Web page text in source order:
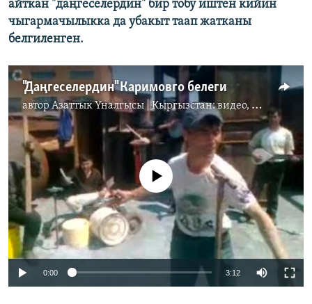
айткан "даңгеселердин" бир тобу иштен кийин
чыгармачылыкка да убакыт таап жатканы
белгиленген.
"Даңгеселердин" Каримовго белеги
авторАзаттык Үналгысы | Кыргызстан: видео, фото, кабарлар
No media source currently available
0:00 3:12